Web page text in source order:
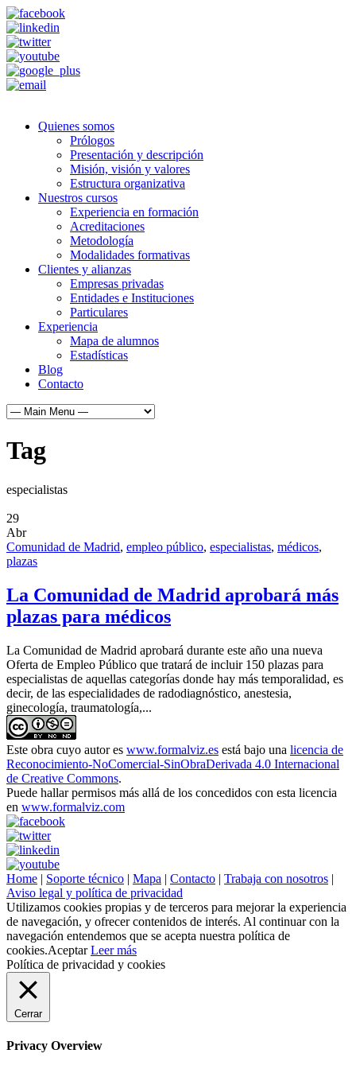
Quienes somos
Prólogos
Presentación y descripción
Misión, visión y valores
Estructura organizativa
Nuestros cursos
Experiencia en formación
Acreditaciones
Metodología
Modalidades formativas
Clientes y alianzas
Empresas privadas
Entidades e Instituciones
Particulares
Experiencia
Mapa de alumnos
Estadísticas
Blog
Contacto
Tag
especialistas
29
Abr
Comunidad de Madrid, empleo público, especialistas, médicos,
plazas
La Comunidad de Madrid aprobará más
plazas para médicos
La Comunidad de Madrid aprobará durante este año una nueva
Oferta de Empleo Público que tratará de incluir 150 plazas para
especialistas de aquellas categorías donde hay más temporalidad, es
decir, de las especialidades de radodiagnóstico, anestesia,
ginecología, traumatología,...
Este obra cuyo autor es www.formalviz.es está bajo una licencia de
Reconocimiento-NoComercial-SinObraDerivada 4.0 Internacional
de Creative Commons.
Puede hallar permisos más allá de los concedidos con esta licencia
en www.formalviz.com
Home | Soporte técnico | Mapa | Contacto | Trabaja con nosotros |
Aviso legal y política de privacidad
Utilizamos cookies propias y de terceros para mejorar la experiencia
de navegación, y ofrecer contenidos de interés. Al continuar con la
navegación entendemos que se acepta nuestra política de
cookies.Aceptar Leer más
Política de privacidad y cookies
Cerrar
Privacy Overview